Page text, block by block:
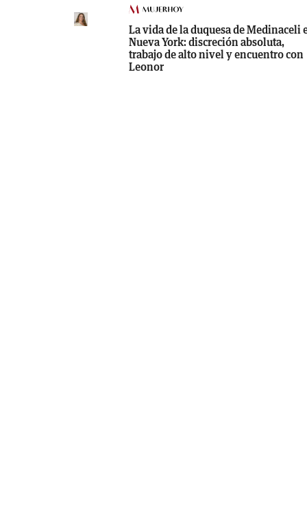
La vida de la duquesa de Medinaceli
Nueva York: discreción absoluta,
trabajo de alto nivel y encuentro con
Leonor